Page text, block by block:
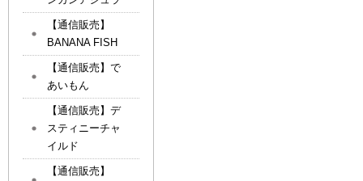
【通信販売】
BANANA FISH
【通信販売】で
あいもん
【通信販売】デ
スティニーチャ
イルド
【通信販売】